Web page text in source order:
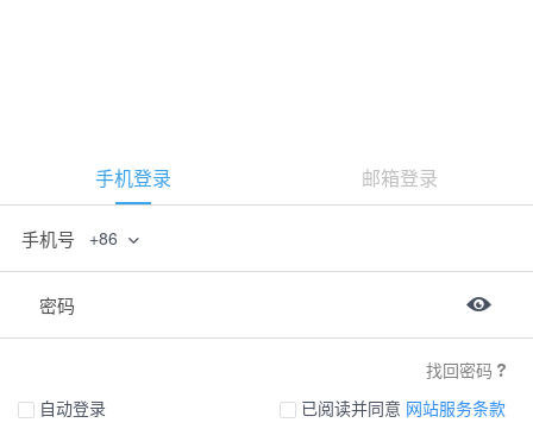
手机登录 邮箱登录
手机号 +86
密码
找回密码
自动登录
已阅读并同意 网站服务条款